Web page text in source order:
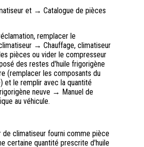
et → Catalogue de pièces
remplacer le
→ Chauffage, climatiseur
pièces ou vider le compresseur
des restes d'huile frigorigène
(remplacer les composants du
et le remplir avec la quantité
neuve → Manuel de
au véhicule.
de climatiseur fourni comme pièce
certaine quantité prescrite d'huile